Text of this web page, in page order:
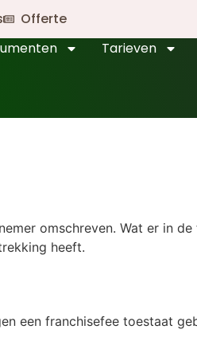
Offerte
Tarieven
omschreven. Wat er in
heeft.
een franchisefee toestaat